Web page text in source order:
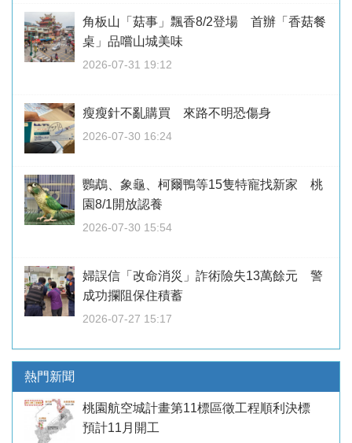
角板山「菇事」飄香8/2登場 首辦「香菇餐
桌」品嚐山城美味
2026-07-31 19:12
瘦瘦針不亂購買 來路不明恐傷身
2026-07-30 16:24
鸚鵡、象龜、柯爾鴨等15隻特寵找新家 桃
園8/1開放認養
2026-07-30 15:54
婦誤信「改命消災」詐術險失13萬餘元 警
成功攔阻保住積蓄
2026-07-27 15:17
熱門新聞
桃園航空城計畫第11標區徵工程順利決標
預計11月開工